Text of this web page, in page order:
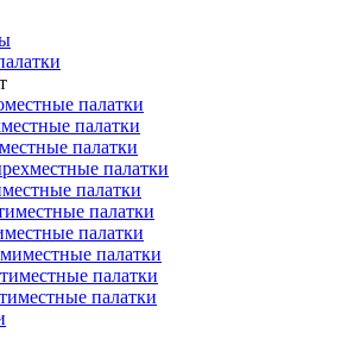
палатки
палатки
палатки
палатки
палатки
палатки
палатки
палатки
палатки
палатки